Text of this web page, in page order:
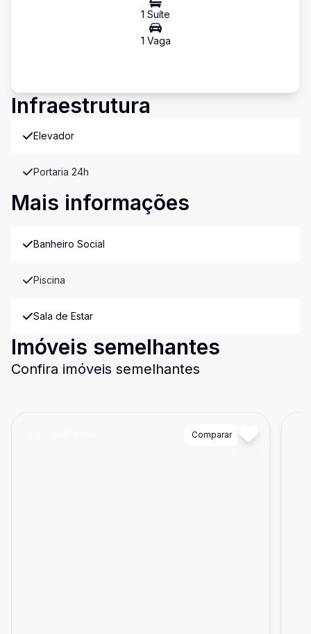
1 Suíte
1 Vaga
Infraestrutura
Elevador
Portaria 24h
Mais informações
Banheiro Social
Piscina
Sala de Estar
Imóveis semelhantes
Confira imóveis semelhantes
Comparar